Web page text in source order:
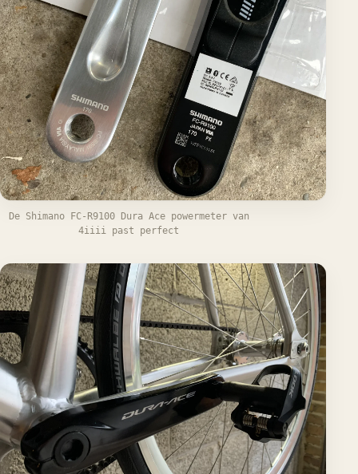
De Shimano FC-R9100 Dura Ace powermeter van
4iiii past perfect